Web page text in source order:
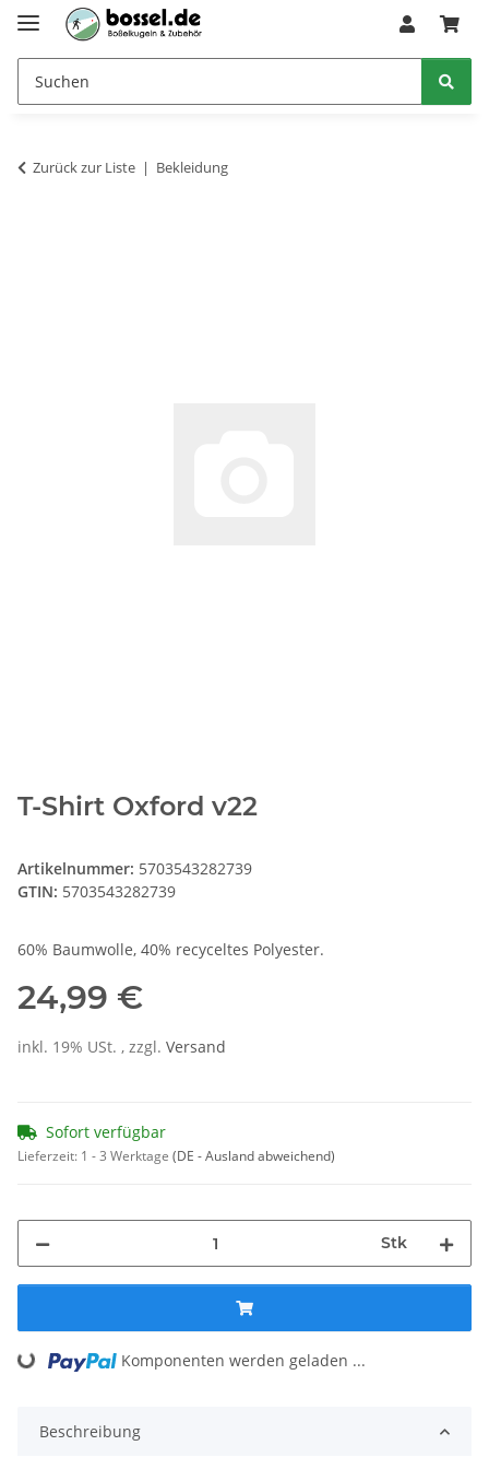
Zurück zur Liste Bekleidung
T-Shirt Oxford v22
Artikelnummer: 5703543282739
GTIN: 5703543282739
60% Baumwolle, 40% recyceltes Polyester.
24,99 €
inkl. 19% USt. , zzgl. Versand
Sofort verfügbar
Lieferzeit: 1 - 3 Werktage (DE - Ausland abweichend)
Stk
Loading... Komponenten werden geladen ...
Beschreibung